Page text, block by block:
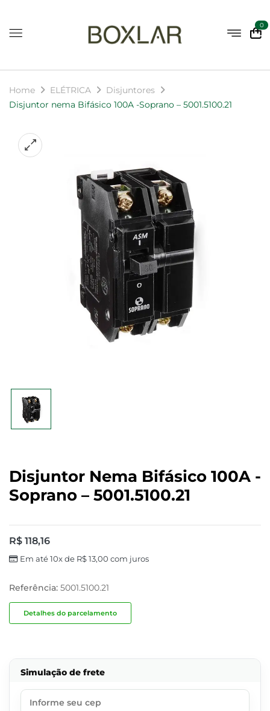
0
Home ELÉTRICA
Disjuntores
Disjuntor nema Bifásico 100A -Soprano – 5001.5100.21
Disjuntor Nema Bifásico 100A -
Soprano – 5001.5100.21
R$ 118,16
Em até 10x de R$13,00 com juros
Referência: 5001.5100.21
Detalhes do parcelamento
Simulação de frete